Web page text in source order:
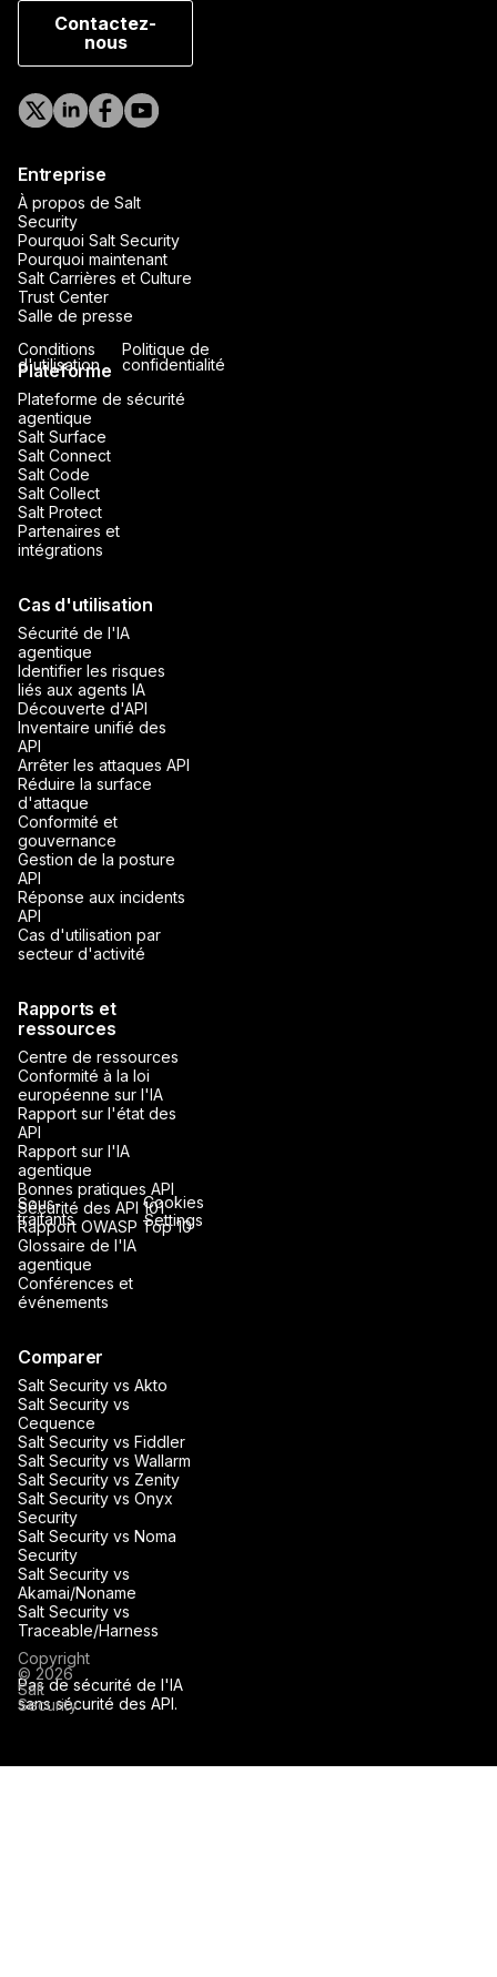
Contactez-
nous
Entreprise
À propos de Salt
Security
Pourquoi Salt Security
Pourquoi maintenant
Salt Carrières et Culture
Trust Center
Salle de presse
Plateforme
Plateforme de sécurité
agentique
Salt Surface
Salt Connect
Salt Code
Salt Collect
Salt Protect
Partenaires et
intégrations
Cas d'utilisation
Sécurité de l'IA
agentique
Identifier les risques
liés aux agents IA
Découverte d'API
Inventaire unifié des
API
Arrêter les attaques API
Réduire la surface
d'attaque
Conformité et
gouvernance
Gestion de la posture
API
Réponse aux incidents
API
Cas d'utilisation par
secteur d'activité
Rapports et
ressources
Centre de ressources
Conformité à la loi
européenne sur l'IA
Rapport sur l'état des
API
Rapport sur l'IA
agentique
Bonnes pratiques API
Sécurité des API 101
Rapport OWASP Top 10
Glossaire de l'IA
agentique
Conférences et
événements
Pas de sécurité de l'IA
sans sécurité des API.
Comparer
Salt Security vs Akto
Salt Security vs
Cequence
Salt Security vs Fiddler
Salt Security vs Wallarm
Salt Security vs Zenity
Salt Security vs Onyx
Security
Salt Security vs Noma
Security
Salt Security vs
Akamai/Noname
Salt Security vs
Traceable/Harness
Conditions
d'utilisation
Politique de
confidentialité
Sous-
traitants
Cookies
Settings
Copyright
© 2026
Salt
Security